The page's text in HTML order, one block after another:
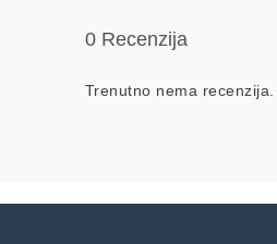
0 Recenzija
Trenutno nema recenzija.